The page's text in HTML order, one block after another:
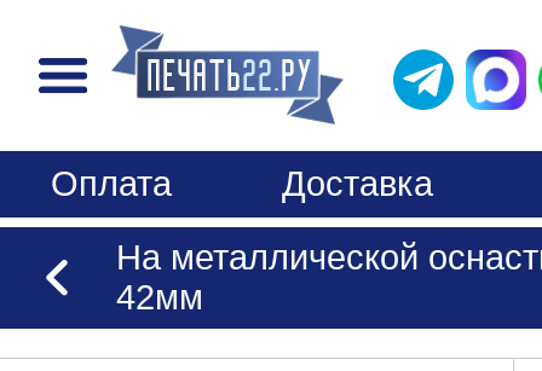
Оплата
Доставка
На металлической
42мм